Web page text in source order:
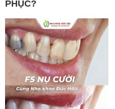
PHỤC?